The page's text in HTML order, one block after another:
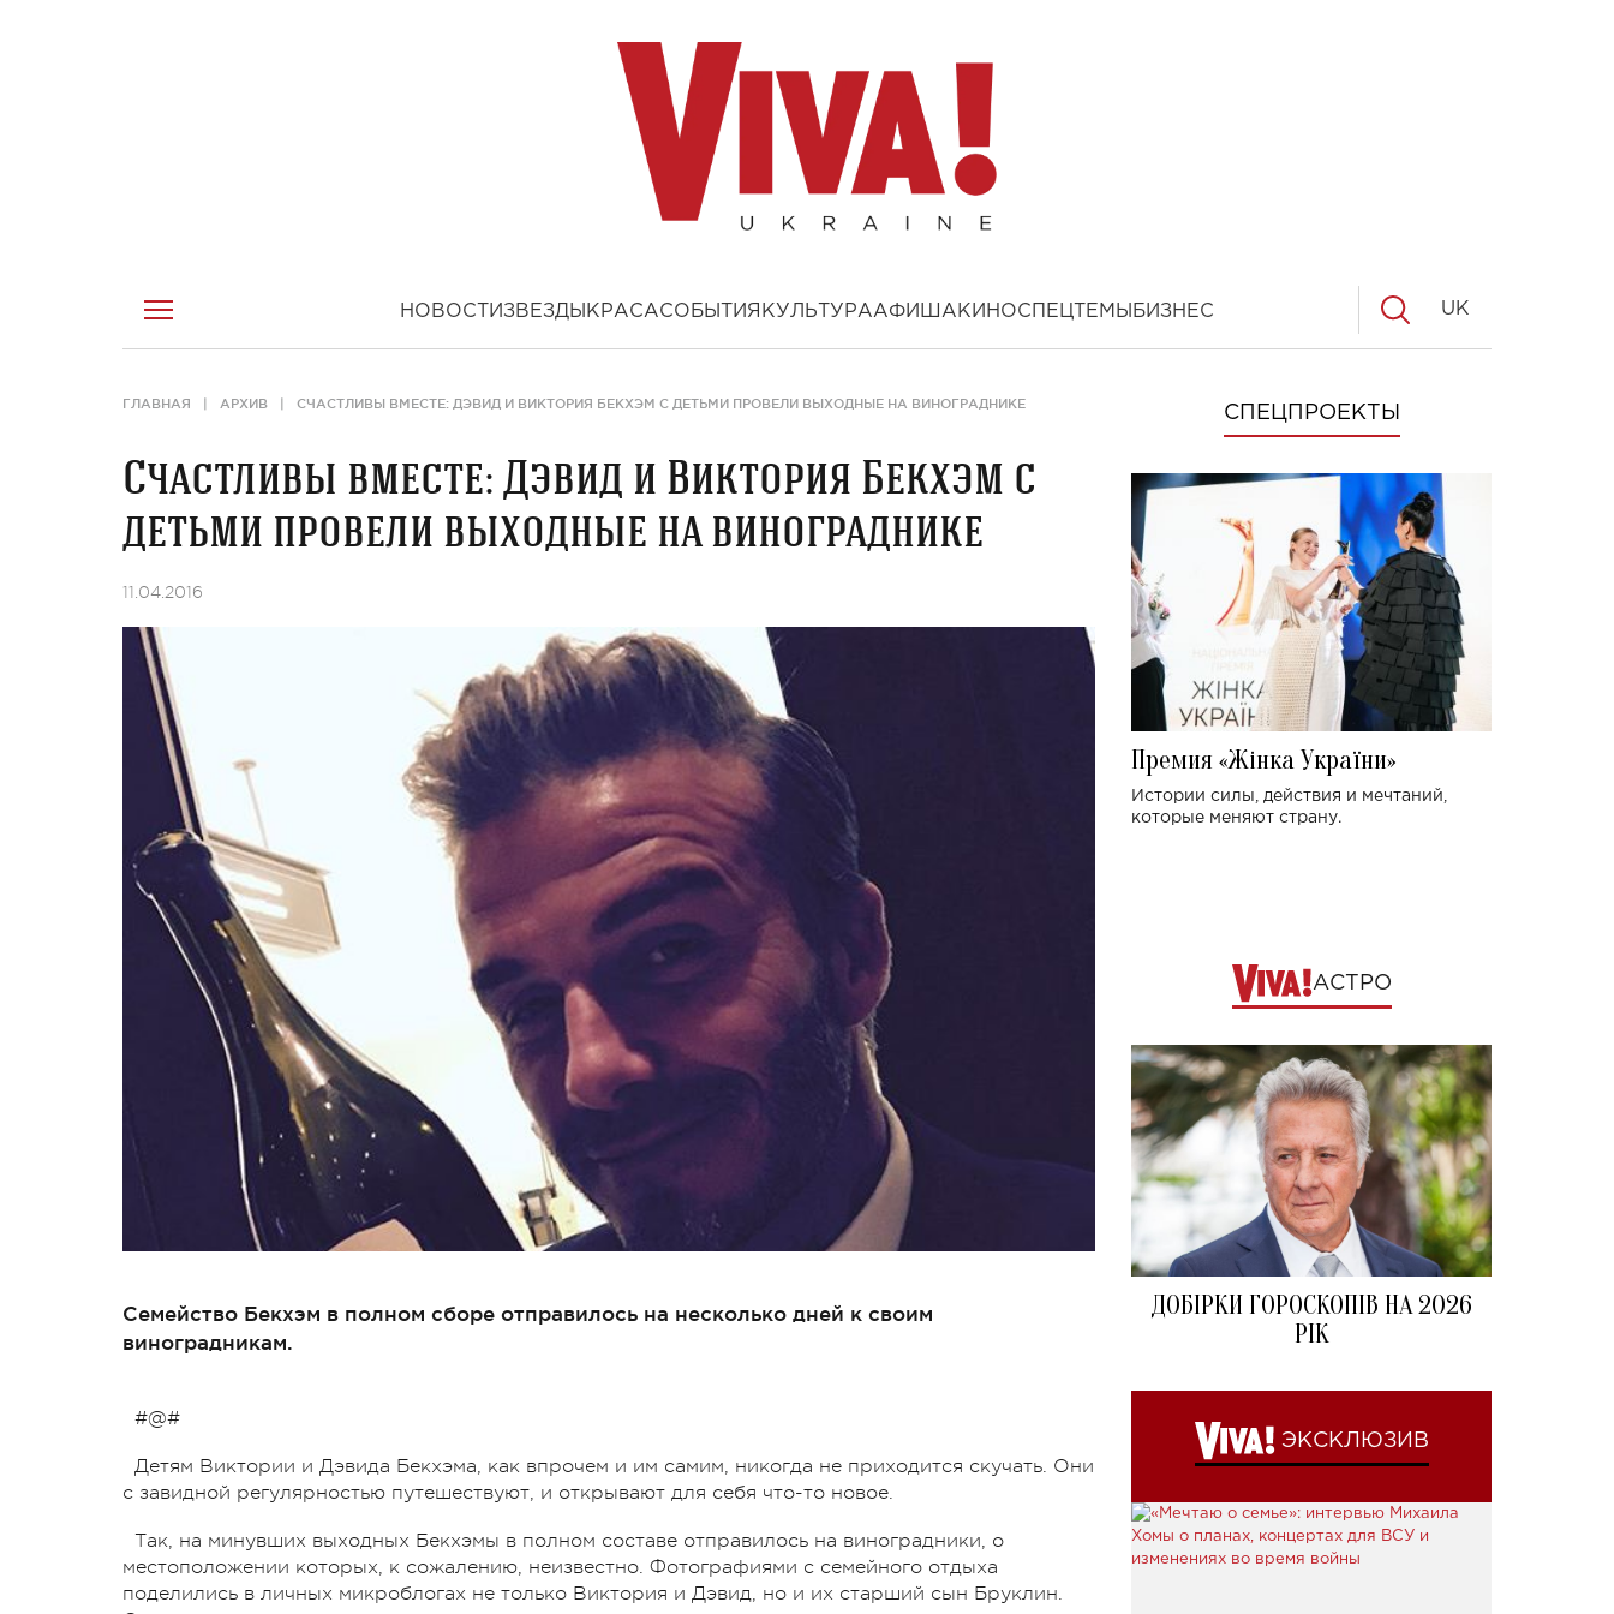
НОВОСТИ ЗВЕЗДЫ КРАСАСОБЫТИЯ КУЛЬТУРААФИША КИНОСПЕЦТЕМЫ БИЗНЕС UK
ГЛАВНАЯ АРХИВ СЧАСТЛИВЫ ВМЕСТЕ: ДЭВИД И ВИКТОРИЯ БЕКХЭМ С ДЕТЬМИ ПРОВЕЛИ ВЫХОДНЫЕ НА ВИНОГРАДНИКЕ
Счастливы вместе: Дэвид и Виктория Бекхэм с
детьми провели выходные на винограднике
11.04.2016
Семейство Бекхэм в полном сборе отправилось на несколько дней к своим
виноградникам.
#@#
Детям Виктории и Дэвида Бекхэма, как впрочем и им самим, никогда не приходится скучать. Они
с завидной регулярностью путешествуют, и открывают для себя что-то новое.
Так, на минувших выходных Бекхэмы в полном составе отправилось на виноградники, о
местоположении которых, к сожалению, неизвестно. Фотографиями с семейного отдыха
поделились в личных микроблогах не только Виктория и Дэвид, но и их старший сын Бруклин.
СПЕЦПРОЕКТЫ
Премия «Жінка України»
Истории силы, действия и мечтаний,
которые меняют страну.
АСТРО
ДОБІРКИ ГОРОСКОПІВ НА 2026
РІК
ЭКСКЛЮЗИВ